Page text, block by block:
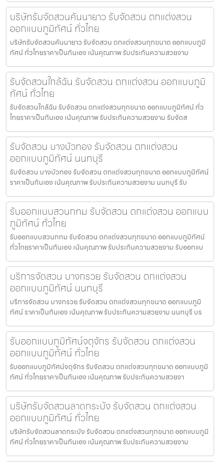
บริษัทรับจัดสวนคันนายาว รับจัดสวน ตกแต่งสวน
ออกแบบภูมิทัศน์ ทั่วไทย
บริษัทรับจัดสวนคันนายาว รับจัดสวน ตกแต่งสวนทุกขนาด ออกแบบภูมิ
ทัศน์ ทั่วไทยราคาเป็นกันเอง เน้นคุณภาพ รับประกันความสวยงาม
รับจัดสวนใกล้ฉัน รับจัดสวน ตกแต่งสวน ออกแบบภูมิ
ทัศน์ ทั่วไทย
รับจัดสวนใกล้ฉัน รับจัดสวน ตกแต่งสวนทุกขนาด ออกแบบภูมิทัศน์ ทั่ว
ไทยราคาเป็นกันเอง เน้นคุณภาพ รับประกันความสวยงาม รับจัดส
รับจัดสวน บางบัวทอง รับจัดสวน ตกแต่งสวน
ออกแบบภูมิทัศน์ นนทบุรี
รับจัดสวน บางบัวทอง รับจัดสวน ตกแต่งสวนทุกขนาด ออกแบบภูมิทัศน์
ราคาเป็นกันเอง เน้นคุณภาพ รับประกันความสวยงาม นนทบุรี รับ
รับออกแบบสวนกทม รับจัดสวน ตกแต่งสวน ออกแบบ
ภูมิทัศน์ ทั่วไทย
รับออกแบบสวนกทม รับจัดสวน ตกแต่งสวนทุกขนาด ออกแบบภูมิทัศน์
ทั่วไทยราคาเป็นกันเอง เน้นคุณภาพ รับประกันความสวยงาม รับออกแบ
บริการจัดสวน บางกรวย รับจัดสวน ตกแต่งสวน
ออกแบบภูมิทัศน์ นนทบุรี
บริการจัดสวน บางกรวย รับจัดสวน ตกแต่งสวนทุกขนาด ออกแบบภูมิ
ทัศน์ ราคาเป็นกันเอง เน้นคุณภาพ รับประกันความสวยงาม นนทบุรี บร
รับออกแบบภูมิทัศน์จตุจักร รับจัดสวน ตกแต่งสวน
ออกแบบภูมิทัศน์ ทั่วไทย
รับออกแบบภูมิทัศน์จตุจักร รับจัดสวน ตกแต่งสวนทุกขนาด ออกแบบภูมิ
ทัศน์ ทั่วไทยราคาเป็นกันเอง เน้นคุณภาพ รับประกันความสวยงา
บริษัทรับจัดสวนลาดกระบัง รับจัดสวน ตกแต่งสวน
ออกแบบภูมิทัศน์ ทั่วไทย
บริษัทรับจัดสวนลาดกระบัง รับจัดสวน ตกแต่งสวนทุกขนาด ออกแบบภูมิ
ทัศน์ ทั่วไทยราคาเป็นกันเอง เน้นคุณภาพ รับประกันความสวยงาม